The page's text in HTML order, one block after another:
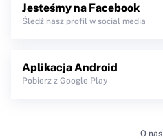
Jesteśmy na Facebook
Śledź nasz profil w social media
Aplikacja Android
Pobierz z Google Play
O nas